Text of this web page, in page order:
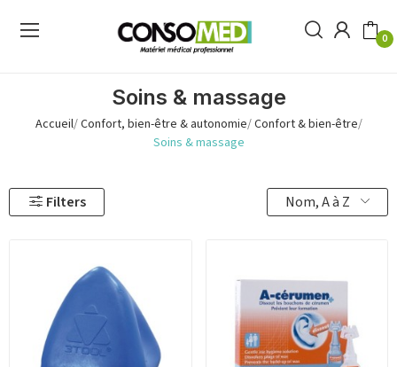
0
Soins & massage
Accueil Confort, bien-être & autonomie Confort & bien-être
Soins & massage
Filters Nom, A à Z